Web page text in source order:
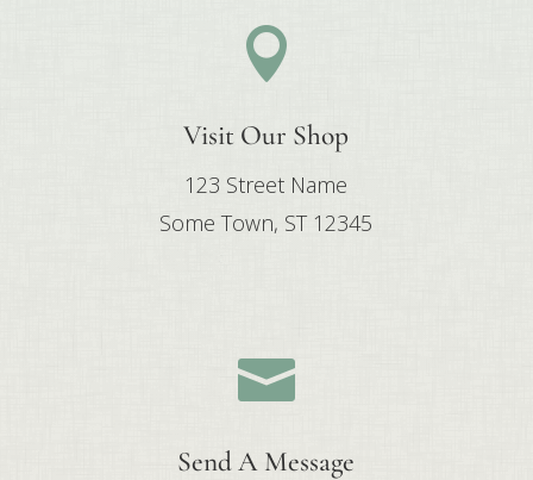

Visit Our Shop
123 Street Name
Some Town, ST 12345

Send A Message